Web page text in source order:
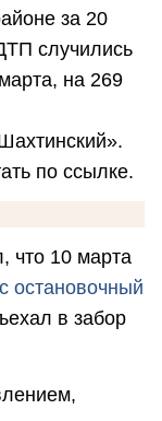
за 20
случились
на 269
.
по ссылке.
что 10 марта
остановочный
в забор